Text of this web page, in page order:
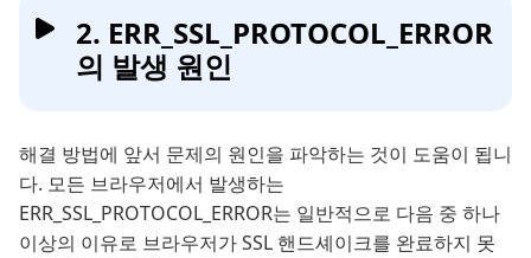
2. ERR_SSL_PROTOCOL_ERROR
의 발생 원인
해결 방법에 앞서 문제의 원인을 파악하는 것이 도움이 됩니
다. 모든 브라우저에서 발생하는
ERR_SSL_PROTOCOL_ERROR는 일반적으로 다음 중 하나
이상의 이유로 브라우저가 SSL 핸드셰이크를 완료하지 못